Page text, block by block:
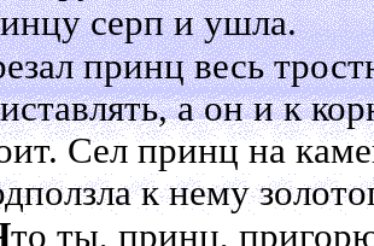
серп и ушла.
принц весь
а он и к
Сел принц на
к нему
то ты, принц,